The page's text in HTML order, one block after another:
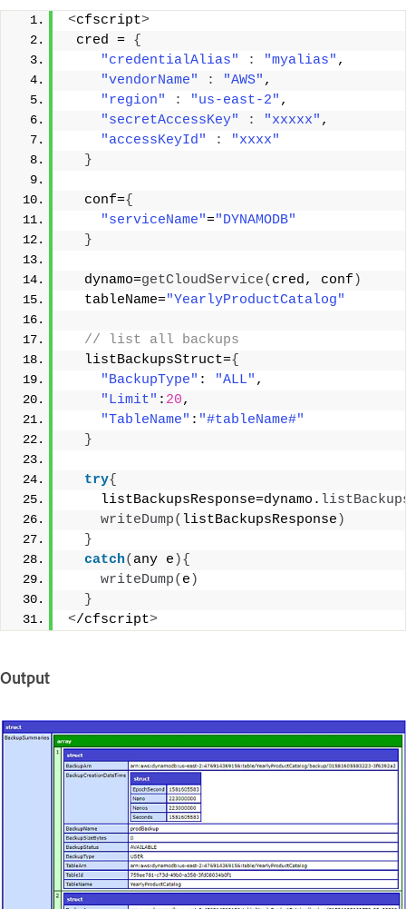
<cfscript>
cred = {
"credentialAlias"
: "myalias" ,
"vendorName"
: "AWS" ,
"region"
: "us-east-2" ,
"secretAccessKey"
: "xxxxx" ,
"accessKeyId"
:
"xxxx"
}
  conf=
{
"serviceName"="DYNAMODB"
}
  dynamo=
getCloudService( cred, conf )
  tableName=
"YearlyProductCatalog"
// list all backups
  listBackupsStruct=
{
"BackupType" : "ALL" ,
"Limit" : 20,
"TableName" : "#tableName#"
}
try{
    listBackupsResponse=dynamo.
writeDump( listBackupsResponse )
}
catch( any e ){
writeDump( e )
}
</cfscript>
Output